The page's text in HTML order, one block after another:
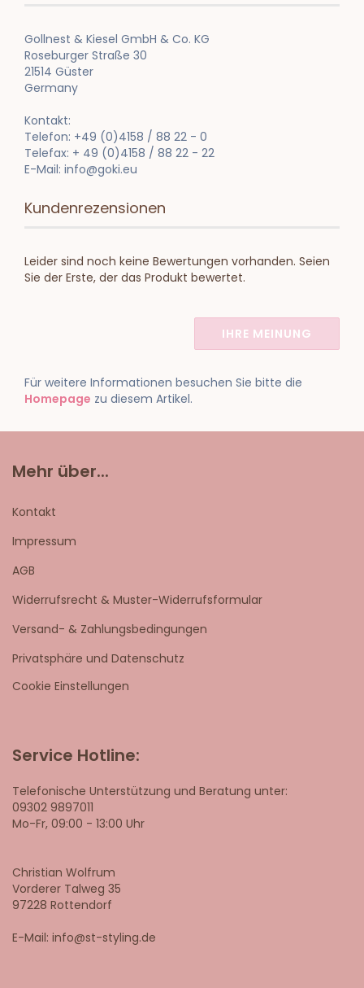
Gollnest & Kiesel GmbH & Co. KG
Roseburger Straße 30
21514 Güster
Germany
Kontakt:
Telefon: +49 (0)4158 / 88 22 - 0
Telefax: + 49 (0)4158 / 88 22 - 22
E-Mail: info@goki.eu
Kundenrezensionen
Leider sind noch keine Bewertungen vorhanden. Seien
Sie der Erste, der das Produkt bewertet.
IHRE MEINUNG
Für weitere Informationen besuchen Sie bitte die
Homepage zu diesem Artikel.
Mehr über...
Kontakt
Impressum
AGB
Widerrufsrecht & Muster-Widerrufsformular
Versand- & Zahlungsbedingungen
Privatsphäre und Datenschutz
Cookie Einstellungen
Service Hotline:
Telefonische Unterstützung und Beratung unter:
09302 9897011
Mo-Fr, 09:00 - 13:00 Uhr
Christian Wolfrum
Vorderer Talweg 35
97228 Rottendorf
E-Mail: info@st-styling.de